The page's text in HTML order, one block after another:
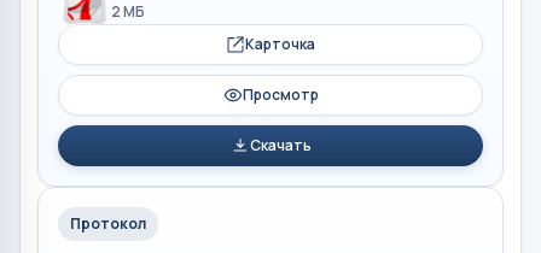
2 МБ
Карточка
Просмотр
Скачать
Протокол